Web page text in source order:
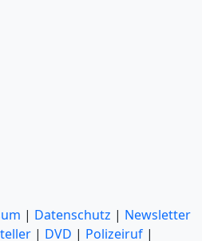
| Datenschutz | Newsletter
| DVD | Polizeiruf |